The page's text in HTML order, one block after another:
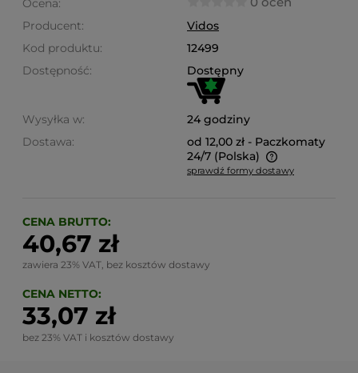
Ocena:
Producent:
Vidos
Kod produktu:
12499
Dostępność:
Dostępny
Wysyłka w:
24 godziny
Dostawa:
od 12,00 zł - Paczkomaty
24/7 (Polska)
Cena nie zawiera ewentualnych kosztów płatności
sprawdź formy dostawy
CENA BRUTTO:
40,67 zł
zawiera 23% VAT, bez kosztów dostawy
CENA NETTO:
33,07 zł
bez 23% VAT i kosztów dostawy